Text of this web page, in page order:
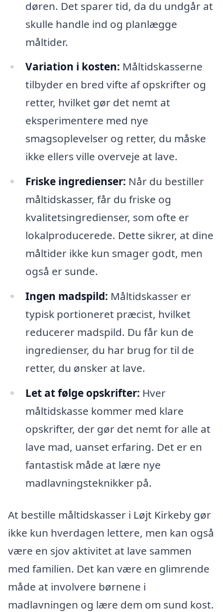
døren. Det sparer tid, da du undgår at
skulle handle ind og planlægge
måltider.
Variation i kosten: Måltidskasserne
tilbyder en bred vifte af opskrifter og
retter, hvilket gør det nemt at
eksperimentere med nye
smagsoplevelser og retter, du måske
ikke ellers ville overveje at lave.
Friske ingredienser: Når du bestiller
måltidskasser, får du friske og
kvalitetsingredienser, som ofte er
lokalproducerede. Dette sikrer, at dine
måltider ikke kun smager godt, men
også er sunde.
Ingen madspild: Måltidskasser er
typisk portioneret præcist, hvilket
reducerer madspild. Du får kun de
ingredienser, du har brug for til de
retter, du ønsker at lave.
Let at følge opskrifter: Hver
måltidskasse kommer med klare
opskrifter, der gør det nemt for alle at
lave mad, uanset erfaring. Det er en
fantastisk måde at lære nye
madlavningsteknikker på.
At bestille måltidskasser i Løjt Kirkeby gør
ikke kun hverdagen lettere, men kan også
være en sjov aktivitet at lave sammen
med familien. Det kan være en glimrende
måde at involvere børnene i
madlavningen og lære dem om sund kost.